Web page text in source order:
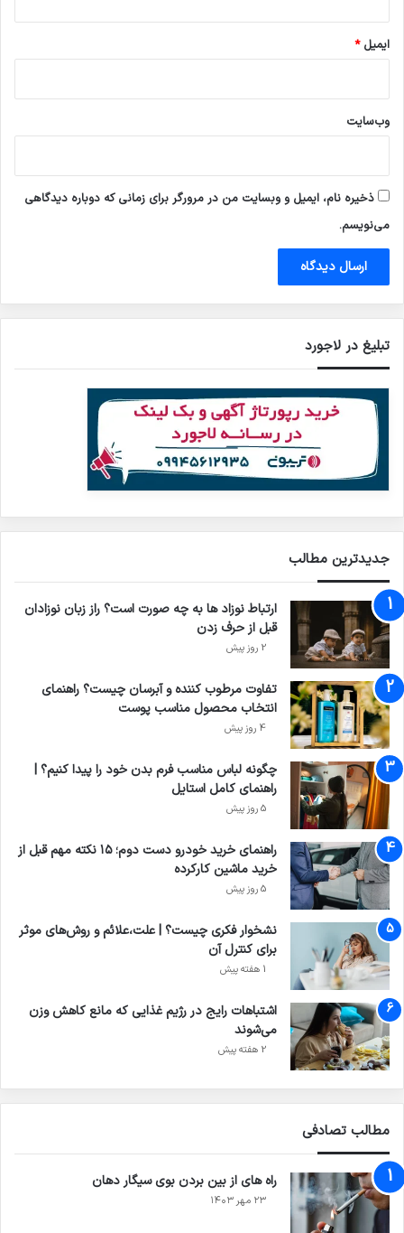
ایمیل*
وب‌سایت
ذخیره نام، ایمیل و وبسایت من در مرورگر برای زمانی که دوباره دیدگاهی
می‌نویسم.
تبلیغ در لاجورد
جدیدترین مطالب
ارتباط نوزاد ها به چه صورت است؟ راز زبان نوزادان
قبل از حرف زدن
2 روز پیش
تفاوت مرطوب کننده و آبرسان چیست؟ راهنمای
انتخاب محصول مناسب پوست
4 روز پیش
چگونه لباس مناسب فرم بدن خود را پیدا کنیم؟ |
راهنمای کامل استایل
5 روز پیش
راهنمای خرید خودرو دست دوم؛ ۱۵ نکته مهم قبل از
خرید ماشین کارکرده
5 روز پیش
نشخوار فکری چیست؟ | علت،علائم و روش‌های موثر
برای کنترل آن
1 هفته پیش
اشتباهات رایج در رژیم غذایی که مانع کاهش وزن
می‌شوند
2 هفته پیش
مطالب تصادفی
راه های از بین بردن بوی سیگار دهان
۲۳ مهر ۱۴۰۳